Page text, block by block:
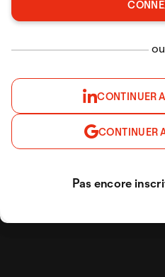
ou
CONTINUER
CONTINUER
Pas encore